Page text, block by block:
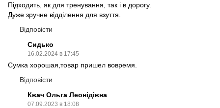
Підходить, як для тренування, так і в дорогу.
Дуже зручне відділення для взуття.
Відповісти
Сидько
16.02.2024 в 17:45
Сумка хорошая,товар пришел вовремя.
Відповісти
Квач Ольга Леонідівна
07.09.2023 в 18:08